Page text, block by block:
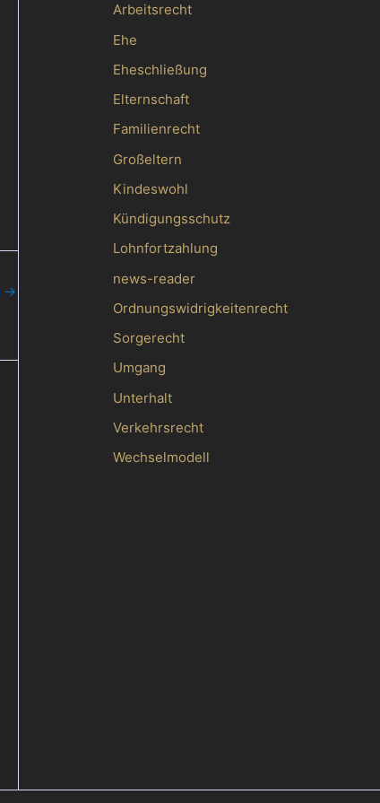
→
Arbeitsrecht
Ehe
Eheschließung
Elternschaft
Familienrecht
Großeltern
Kindeswohl
Kündigungsschutz
Lohnfortzahlung
news-reader
Ordnungswidrigkeitenrecht
Sorgerecht
Umgang
Unterhalt
Verkehrsrecht
Wechselmodell